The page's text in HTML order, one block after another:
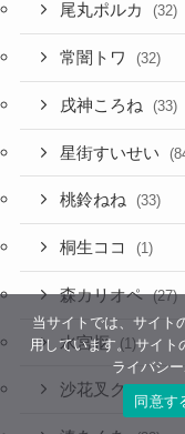
尾丸ポルカ (32)
常闇トワ (32)
戌神ころね (33)
星街すいせい
桃鈴ねね (33)
桐生ココ (1)
森カリオペ (27)
水宮枢 (1)
沙花叉クロヱ
当サイトでは、サイト
用しています。 サイ
ライバシ
同意す